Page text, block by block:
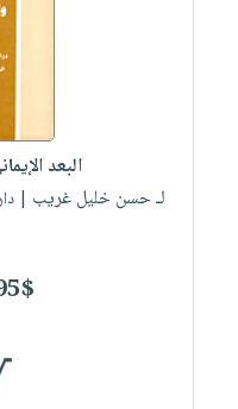
البعد
لـ حسن خليل غريب |